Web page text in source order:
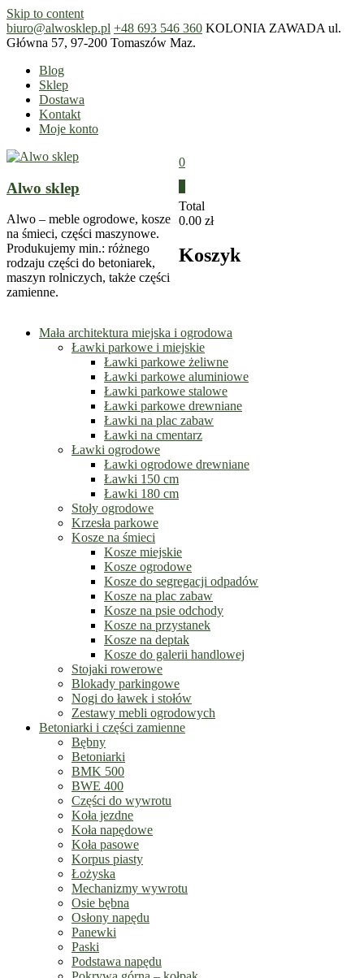
Skip to content
biuro@alwosklep.pl +48 693 546 360 KOLONIA ZAWADA ul.
Główna 57, 97-200 Tomaszów Maz.
Blog
Sklep
Dostawa
Kontakt
Moje konto
Alwo sklep
Alwo – meble ogrodowe, kosze
na śmieci, części maszynowe.
Produkujemy min.: różnego
rodzaju części do betoniarek,
maszyn rolniczych, także części
zamienne.
0
Total
0.00 zł
Koszyk
Mała architektura miejska i ogrodowa
Ławki parkowe i miejskie
Ławki parkowe żeliwne
Ławki parkowe aluminiowe
Ławki parkowe stalowe
Ławki parkowe drewniane
Ławki na plac zabaw
Ławki na cmentarz
Ławki ogrodowe
Ławki ogrodowe drewniane
Ławki 150 cm
Ławki 180 cm
Stoły ogrodowe
Krzesła parkowe
Kosze na śmieci
Kosze miejskie
Kosze ogrodowe
Kosze do segregacji odpadów
Kosze na plac zabaw
Kosze na psie odchody
Kosze na przystanek
Kosze na deptak
Kosze do galerii handlowej
Stojaki rowerowe
Blokady parkingowe
Nogi do ławek i stołów
Zestawy mebli ogrodowych
Betoniarki i części zamienne
Bębny
Betoniarki
BMK 500
BWE 400
Części do wywrotu
Koła jezdne
Koła napędowe
Koła pasowe
Korpus piasty
Łożyska
Mechanizmy wywrotu
Osie bębna
Osłony napędu
Panewki
Paski
Podstawa napędu